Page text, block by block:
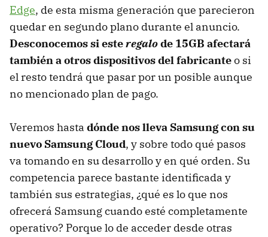
Edge, de esta misma generación que parecieron
quedar en segundo plano durante el anuncio.
Desconocemos si esteregalode 15GB afectará
también a otros dispositivos del fabricanteo si
el resto tendrá que pasar por un posible aunque
no mencionado plan de pago.
Veremos hasta dónde nos lleva Samsung con su
nuevo Samsung Cloud, y sobre todo qué pasos
va tomando en su desarrollo y en qué orden. Su
competencia parece bastante identificada y
también sus estrategias, ¿qué es lo que nos
ofrecerá Samsung cuando esté completamente
operativo? Porque lo de acceder desde otras